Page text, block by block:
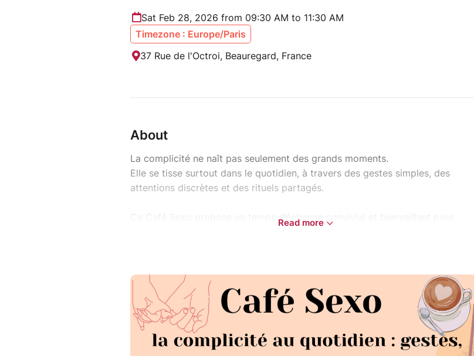
Sat Feb 28, 2026 from 09:30 AM to 11:30 AM
Timezone : Europe/Paris
37 Rue de l'Octroi, Beauregard, France
About
La complicité ne naît pas seulement des grands moments.
Elle se tisse surtout dans le quotidien, à travers des gestes simples, des
attentions discrètes et des rituels partagés.
Ce Café Sexo propose un temps d’échange convivial et bienveillant pour
Nous explorerons ensemble :
Les gestes simples qui expriment l’amour : une caresse, un regard, un
mot doux, une présence.
L’importance des rituels de couple : les moments partagés le matin,
dans la journée, avant le coucher.
Comment réactiver la complicité au quotidien, même après des années
Read more